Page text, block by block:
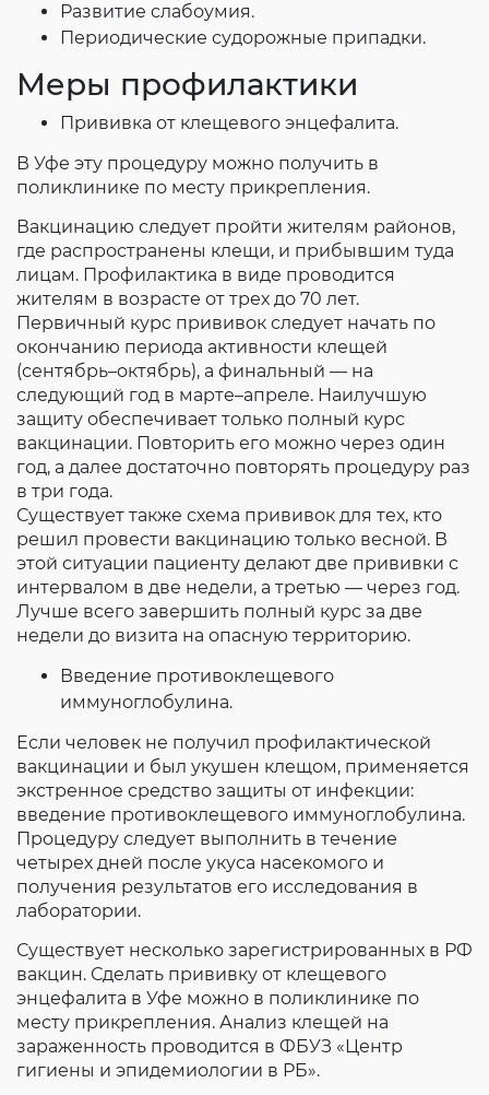
Развитие слабоумия.
Периодические судорожные припадки.
Меры профилактики
Прививка от клещевого энцефалита.
В Уфе эту процедуру можно получить в
поликлинике по месту прикрепления.
Вакцинацию следует пройти жителям районов,
где распространены клещи, и прибывшим туда
лицам. Профилактика в виде проводится
жителям в возрасте от трех до 70 лет.
Первичный курс прививок следует начать по
окончанию периода активности клещей
(сентябрь–октябрь), а финальный — на
следующий год в марте–апреле. Наилучшую
защиту обеспечивает только полный курс
вакцинации. Повторить его можно через один
год, а далее достаточно повторять процедуру раз
в три года.
Существует также схема прививок для тех, кто
решил провести вакцинацию только весной. В
этой ситуации пациенту делают две прививки с
интервалом в две недели, а третью — через год.
Лучше всего завершить полный курс за две
недели до визита на опасную территорию.
Введение противоклещевого
иммуноглобулина.
Если человек не получил профилактической
вакцинации и был укушен клещом, применяется
экстренное средство защиты от инфекции:
введение противоклещевого иммуноглобулина.
Процедуру следует выполнить в течение
четырех дней после укуса насекомого и
получения результатов его исследования в
лаборатории.
Существует несколько зарегистрированных в РФ
вакцин. Сделать прививку от клещевого
энцефалита в Уфе можно в поликлинике по
месту прикрепления. Анализ клещей на
зараженность проводится в ФБУЗ «Центр
гигиены и эпидемиологии в РБ».